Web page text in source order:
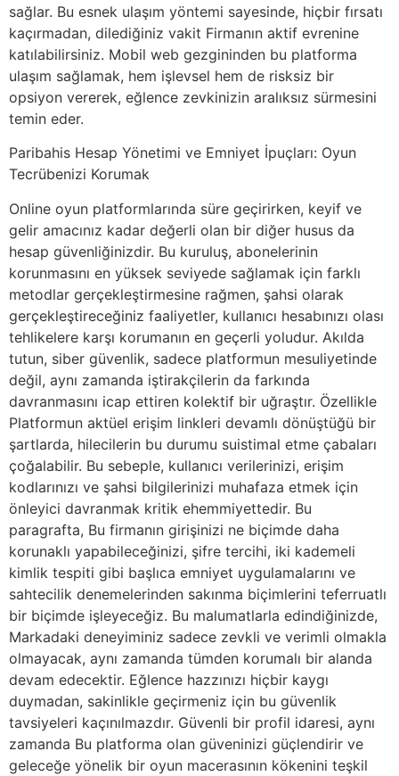
sağlar. Bu esnek ulaşım yöntemi sayesinde, hiçbir fırsatı
kaçırmadan, dilediğiniz vakit Firmanın aktif evrenine
katılabilirsiniz. Mobil web gezgininden bu platforma
ulaşım sağlamak, hem işlevsel hem de risksiz bir
opsiyon vererek, eğlence zevkinizin aralıksız sürmesini
temin eder.
Paribahis Hesap Yönetimi ve Emniyet İpuçları: Oyun
Tecrübenizi Korumak
Online oyun platformlarında süre geçirirken, keyif ve
gelir amacınız kadar değerli olan bir diğer husus da
hesap güvenliğinizdir. Bu kuruluş, abonelerinin
korunmasını en yüksek seviyede sağlamak için farklı
metodlar gerçekleştirmesine rağmen, şahsi olarak
gerçekleştireceğiniz faaliyetler, kullanıcı hesabınızı olası
tehlikelere karşı korumanın en geçerli yoludur. Akılda
tutun, siber güvenlik, sadece platformun mesuliyetinde
değil, aynı zamanda iştirakçilerin da farkında
davranmasını icap ettiren kolektif bir uğraştır. Özellikle
Platformun aktüel erişim linkleri devamlı dönüştüğü bir
şartlarda, hilecilerin bu durumu suistimal etme çabaları
çoğalabilir. Bu sebeple, kullanıcı verilerinizi, erişim
kodlarınızı ve şahsi bilgilerinizi muhafaza etmek için
önleyici davranmak kritik ehemmiyettedir. Bu
paragrafta, Bu firmanın girişinizi ne biçimde daha
korunaklı yapabileceğinizi, şifre tercihi, iki kademeli
kimlik tespiti gibi başlıca emniyet uygulamalarını ve
sahtecilik denemelerinden sakınma biçimlerini teferruatlı
bir biçimde işleyeceğiz. Bu malumatlarla edindiğinizde,
Markadaki deneyiminiz sadece zevkli ve verimli olmakla
olmayacak, aynı zamanda tümden korumalı bir alanda
devam edecektir. Eğlence hazzınızı hiçbir kaygı
duymadan, sakinlikle geçirmeniz için bu güvenlik
tavsiyeleri kaçınılmazdır. Güvenli bir profil idaresi, aynı
zamanda Bu platforma olan güveninizi güçlendirir ve
geleceğe yönelik bir oyun macerasının kökenini teşkil